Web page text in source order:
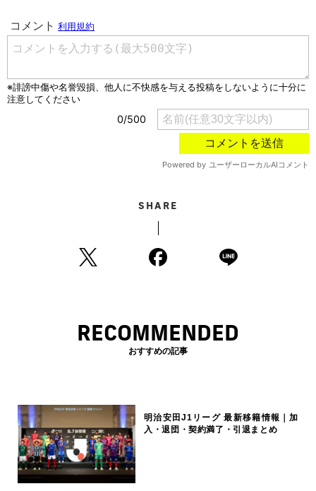
SHARE
RECOMMENDED
おすすめの記事
明治安田J1リーグ 最新移籍情報｜加
入・退団・契約満了・引退まとめ